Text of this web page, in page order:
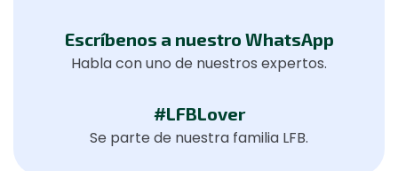
Escríbenos a nuestro WhatsApp
Habla con uno de nuestros expertos.
#LFBLover
Se parte de nuestra familia LFB.